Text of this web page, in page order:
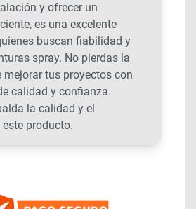
y ofrecer un
es una excelente
buscan fiabilidad y
spray. No pierdas la
tus proyectos con
calidad y confianza.
la calidad y el
producto.